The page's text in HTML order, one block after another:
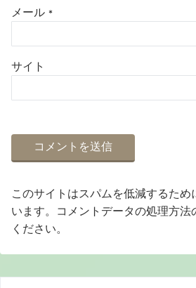
メール *
サイト
このサイトはスパムを低減するた
います。 コメントデータの処理方
ください。